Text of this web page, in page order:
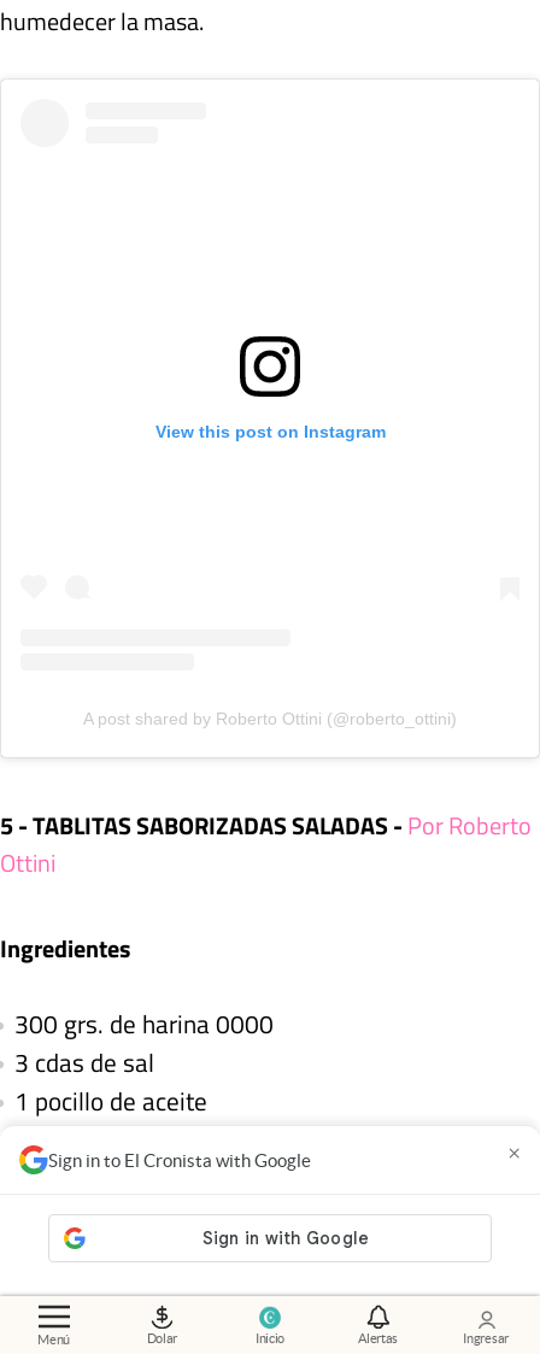
Menú Dolar Inicio Alertas Ingresar
Sign in to El Cronista with Google ×
humedecer la masa.
View this post on Instagram
A post shared by Roberto Ottini (@roberto_ottini)
5 - TABLITAS SABORIZADAS SALADAS -Por Roberto
Ottini
Ingredientes
300 grs. de harina 0000
3 cdas de sal
1 pocillo de aceite
1/2 taza de agua
Semillas de sesámo
Condimento para pizza
Queso rallado
Preparación